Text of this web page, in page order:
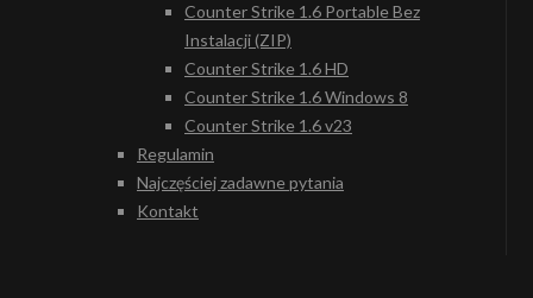
Counter Strike 1.6 Portable Bez
Instalacji (ZIP)
Counter Strike 1.6 HD
Counter Strike 1.6 Windows 8
Counter Strike 1.6 v23
Regulamin
Najczęściej zadawne pytania
Kontakt